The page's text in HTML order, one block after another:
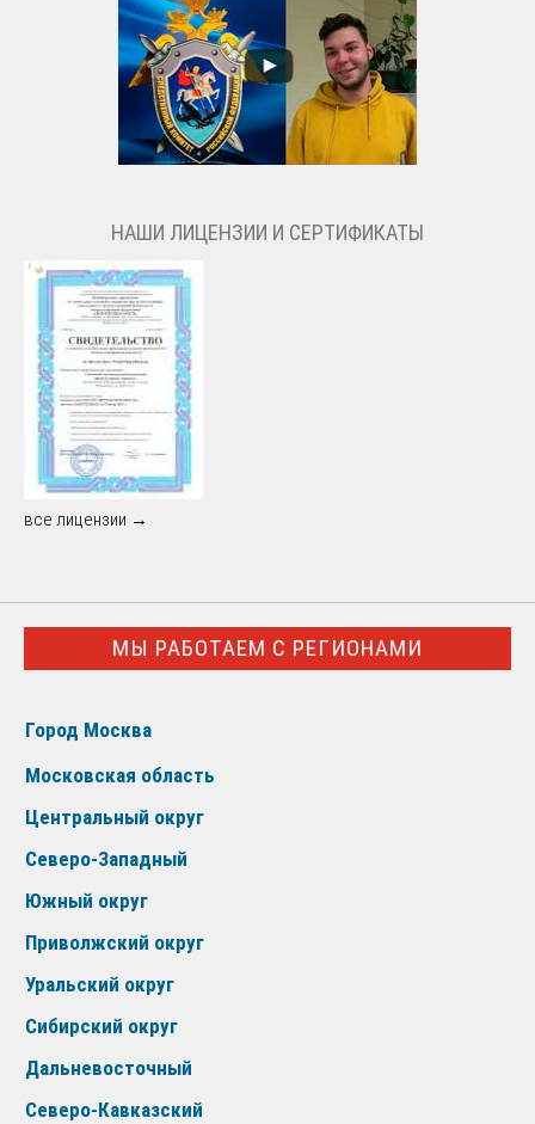
НАШИ ЛИЦЕНЗИИ И СЕРТИФИКАТЫ
все лицензии →
МЫ РАБОТАЕМ С РЕГИОНАМИ
Город Москва
Московская область
Центральный округ
Северо-Западный
Южный округ
Приволжский округ
Уральский округ
Сибирский округ
Дальневосточный
Северо-Кавказский